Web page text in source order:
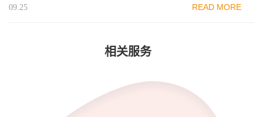
09.25 READ MORE
相关服务